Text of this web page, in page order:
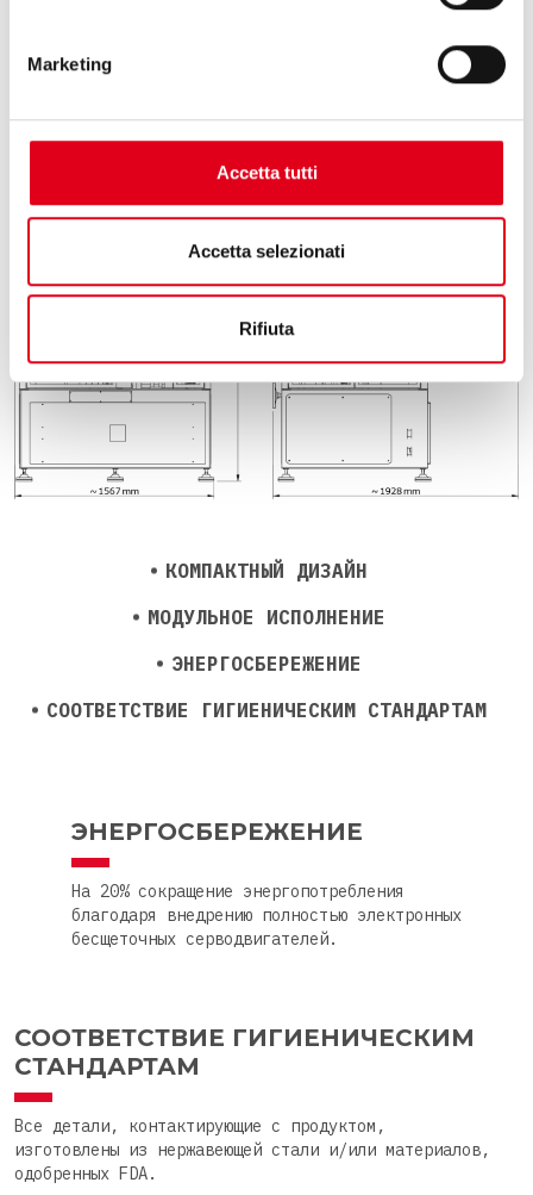
Marketing
Accetta tutti
Accetta selezionati
Rifiuta
Создайте собственную конфигурацию упаковочной машины,
используя различные дозирующие системы, в том числе
сыпучих и жидких продуктов в один пакет.
КОМПАКТНЫЙ ДИЗАЙН
МОДУЛЬНОЕ ИСПОЛНЕНИЕ
ЭНЕРГОСБЕРЕЖЕНИЕ
СООТВЕТСТВИЕ ГИГИЕНИЧЕСКИМ СТАНДАРТАМ
ЭНЕРГОСБЕРЕЖЕНИЕ
На 20% сокращение энергопотребления
благодаря внедрению полностью электронных
бесщеточных серводвигателей.
СООТВЕТСТВИЕ ГИГИЕНИЧЕСКИМ
СТАНДАРТАМ
Все детали, контактирующие с продуктом,
изготовлены из нержавеющей стали и/или материалов,
одобренных FDA.